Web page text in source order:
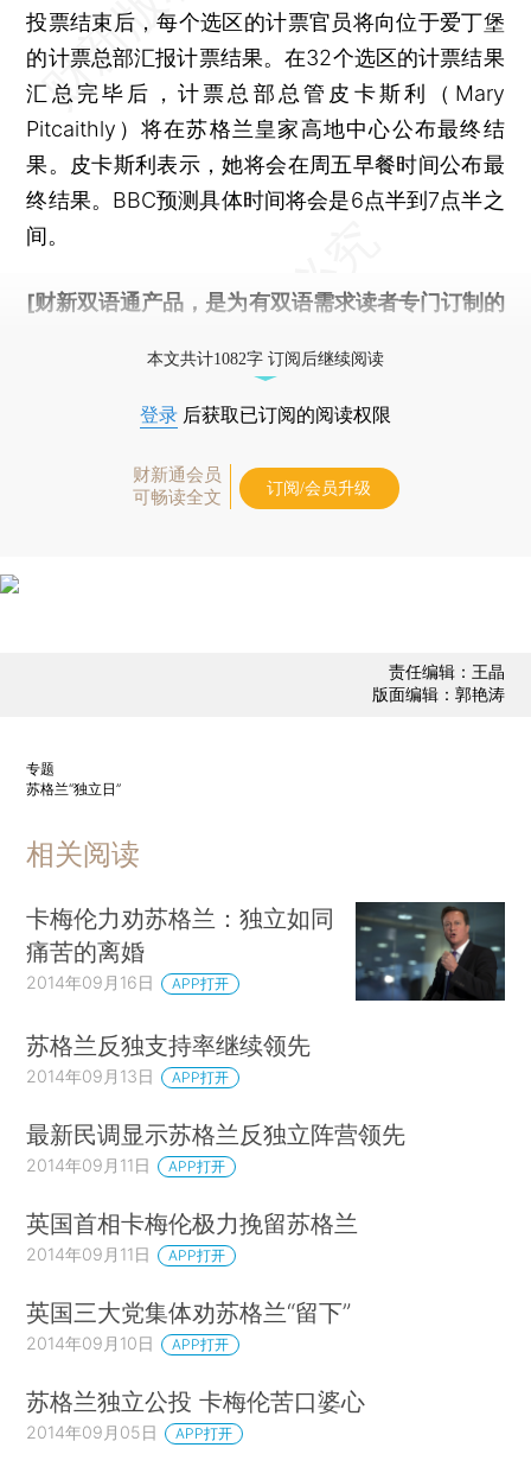
投票结束后，每个选区的计票官员将向位于爱丁堡
的计票总部汇报计票结果。在32个选区的计票结果
汇总完毕后，计票总部总管皮卡斯利（Mary
Pitcaithly）将在苏格兰皇家高地中心公布最终结
果。皮卡斯利表示，她将会在周五早餐时间公布最
终结果。BBC预测具体时间将会是6点半到7点半之
间。
[财新双语通产品，是为有双语需求读者专门订制的
本文共计1082字 订阅后继续阅读
登录 后获取已订阅的阅读权限
财新通会员
可畅读全文
订阅/会员升级
责任编辑：王晶
版面编辑：郭艳涛
专题
苏格兰“独立日”
相关阅读
卡梅伦力劝苏格兰：独立如同
痛苦的离婚
2014年09月16日 APP打开
苏格兰反独支持率继续领先
2014年09月13日 APP打开
最新民调显示苏格兰反独立阵营领先
2014年09月11日 APP打开
英国首相卡梅伦极力挽留苏格兰
2014年09月11日 APP打开
英国三大党集体劝苏格兰“留下”
2014年09月10日 APP打开
苏格兰独立公投 卡梅伦苦口婆心
2014年09月05日 APP打开